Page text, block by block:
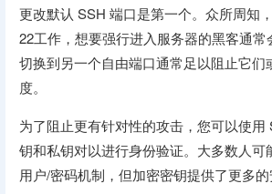
更改默认 SSH 端口是第一个。众所周知
22工作，想要强行进入服务器的黑客通常
切换到另一个自由端口通常足以阻止它们
度。
为了阻止更有针对性的攻击，您可以使用
钥和私钥对以进行身份​​验证。大多数人可
用户/密码机制，但加密密钥提供了更多的